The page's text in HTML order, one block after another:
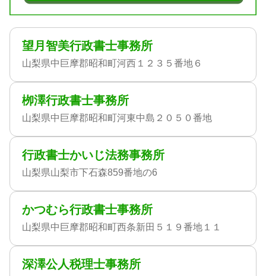
望月智美行政書士事務所
山梨県中巨摩郡昭和町河西１２３５番地６
栁澤行政書士事務所
山梨県中巨摩郡昭和町河東中島２０５０番地
行政書士かいじ法務事務所
山梨県山梨市下石森859番地の6
かつむら行政書士事務所
山梨県中巨摩郡昭和町西条新田５１９番地１１
深澤公人税理士事務所